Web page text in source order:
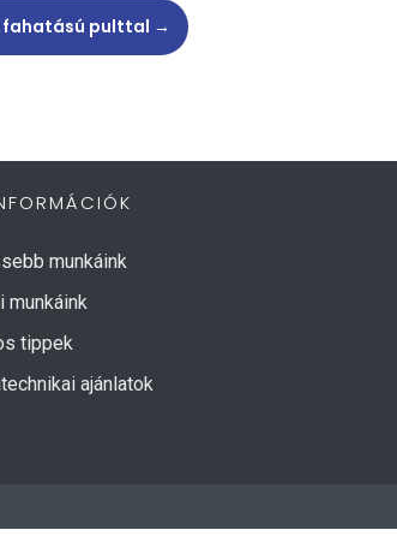
fahatású pulttal →
munkáink
munkáink
tippek
ajánlatok